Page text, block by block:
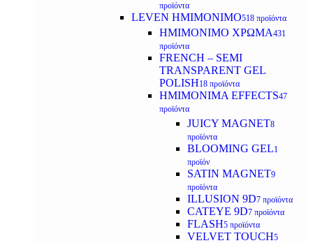
προϊόντα
LEVEN ΗΜΙΜΟΝΙΜΟ518 προϊόντα
ΗΜΙΜΟΝΙΜΟ ΧΡΩΜΑ431
προϊόντα
FRENCH – SEMI
TRANSPARENT GEL
POLISH18 προϊόντα
HMIMONIMA EFFECTS47
προϊόντα
JUICY MAGNET8
προϊόντα
BLOOMING GEL1
προϊόν
SATIN MAGNET9
προϊόντα
ILLUSION 9D7 προϊόντα
CATEYE 9D7 προϊόντα
FLASH5 προϊόντα
VELVET TOUCH5